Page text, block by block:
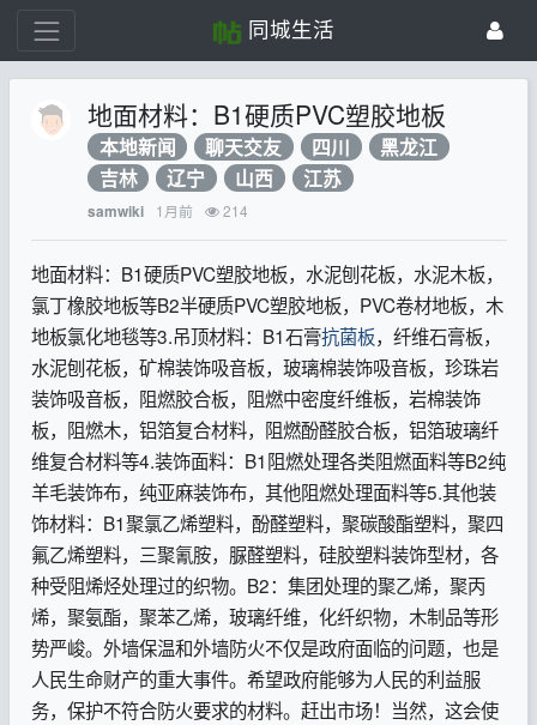
同城生活
地面材料：B1硬质PVC塑胶地板
本地新闻 聊天交友 四川
黑龙江
吉林
辽宁 山西 江苏
samwiki 1月前 214
地面材料：B1硬质PVC塑胶地板，水泥刨花板，水泥木板，
氯丁橡胶地板等B2半硬质PVC塑胶地板，PVC卷材地板，木
地板氯化地毯等3.吊顶材料：B1石膏抗菌板，纤维石膏板，
水泥刨花板，矿棉装饰吸音板，玻璃棉装饰吸音板，珍珠岩
装饰吸音板，阻燃胶合板，阻燃中密度纤维板，岩棉装饰
板，阻燃木，铝箔复合材料，阻燃酚醛胶合板，铝箔玻璃纤
维复合材料等4.装饰面料：B1阻燃处理各类阻燃面料等B2纯
羊毛装饰布，纯亚麻装饰布，其他阻燃处理面料等5.其他装
饰材料：B1聚氯乙烯塑料，酚醛塑料，聚碳酸酯塑料，聚四
氟乙烯塑料，三聚氰胺，脲醛塑料，硅胶塑料装饰型材，各
种受阻烯烃处理过的织物。B2：集团处理的聚乙烯，聚丙
烯，聚氨酯，聚苯乙烯，玻璃纤维，化纤织物，木制品等形
势严峻。外墙保温和外墙防火不仅是政府面临的问题，也是
人民生命财产的重大事件。希望政府能够为人民的利益服
务，保护不符合防火要求的材料。赶出市场！当然，这会使